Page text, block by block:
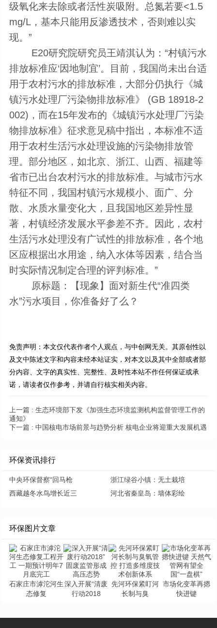
级氧化来去除或者活性炭吸附。总氮若要<1.5
mg/L，基本只能用反渗透技术，否则难以实
现。”
E20研究院研究员王靖淇认为：“村镇污水
排放标准应‘因地制宜’。目前，我国尚未出台适
用于农村污水的排放标准，大部分仍执行《城
镇污水处理厂污染物排放标准》 (GB 18918-2
002)，而在15年发布的《城镇污水处理厂污染
物排放标准》征求意见稿中指出，本标准不适
用于农村生活污水处理设施的污染物排放管
理。部分地区，如北京、浙江、山西、福建等
省市已出台农村污水的排放标准。与城市污水
特征不同，我国村镇污水规模小、面广、分
散、水质水量变化大，且我国地区差异性显
著，村镇经济发展水平参差不齐。因此，农村
生活污水处理没有广试性的排放标准，各个地
区应根据出水用途，纳入水体等因素，结合当
时实际情况制定合理的评判标准。”
原标题：【现象】面对新生代“准四类
水”污水项目，你准备好了么？
免责声明：本文仅代表作者个人观点，与中创网无关。其原创性以
及文中陈述文字和内容未经本站证实，对本文以及其中全部或者部
分内容、文字的真实性、完整性、及时性本站不作任何保证或承
诺，请读者仅作参考，并请自行核实相关内容。
上一篇 : 生态环境部下发《加强生态环境监测机构监督管理工作的
通知》
下一篇 : 中国核电市场前景与趋势分析 核电企业将迎重大发展机遇
环保资讯排行
中央环保督察“回马枪
浙江绿谷小镇：无土栽培
西藏越冬水鸟增长近三
河北省秦皇岛：墙体彩绘
环保图片文章
石家庄市滹沱河生
态修复
深入开展“清废
行动2018
先河环保紧盯河
长制与臭
市场化变革再摁
快进键